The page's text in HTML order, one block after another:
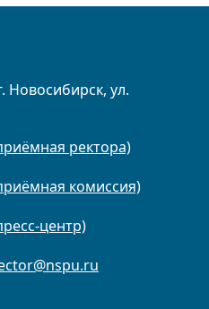
Новосибирск, ул.
ректора)
комиссия)
центр)